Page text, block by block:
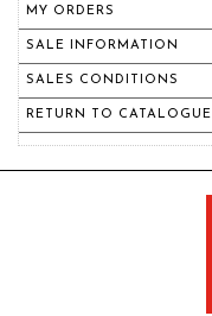
MY ORDERS
SALE INFORMATION
SALES CONDITIONS
RETURN TO CATALOGUE